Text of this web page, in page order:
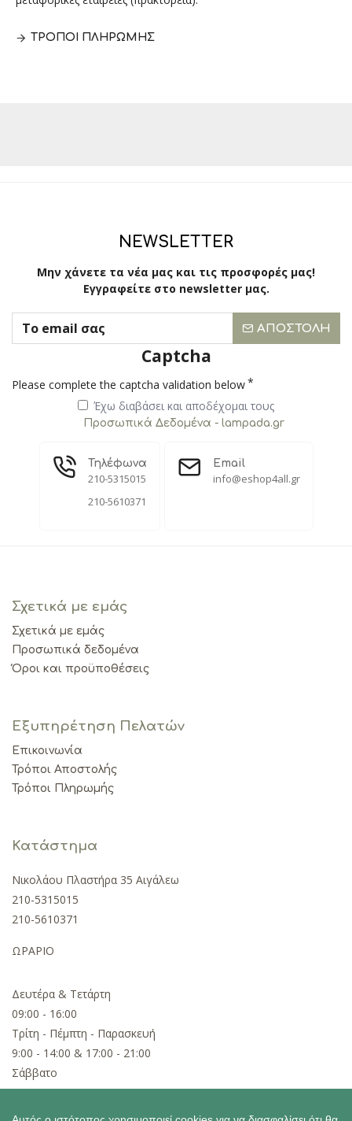
ΤΡΌΠΟΙ ΠΛΗΡΩΜΉΣ
NEWSLETTER
Μην χάνετε τα νέα μας και τις προσφορές μας!
Εγγραφείτε στο newsletter μας.
ΑΠΟΣΤΟΛΉ
Captcha
Please complete the captcha validation below
Έχω διαβάσει και αποδέχομαι τους
Προσωπικά Δεδομένα - lampada.gr
Τηλέφωνα
210-5315015
210-5610371
Email
info@eshop4all.gr
Σχετικά με εμάς
Σχετικά με εμάς
Προσωπικά δεδομένα
Όροι και προϋποθέσεις
Εξυπηρέτηση Πελατών
Επικοινωνία
Τρόποι Αποστολής
Τρόποι Πληρωμής
Κατάστημα
Νικολάου Πλαστήρα 35 Αιγάλεω
210-5315015
210-5610371
ΩΡΑΡΙΟ
Δευτέρα & Τετάρτη
09:00 - 16:00
Τρίτη - Πέμπτη - Παρασκευή
9:00 - 14:00 & 17:00 - 21:00
Σάββατο
09:00 - 15:00